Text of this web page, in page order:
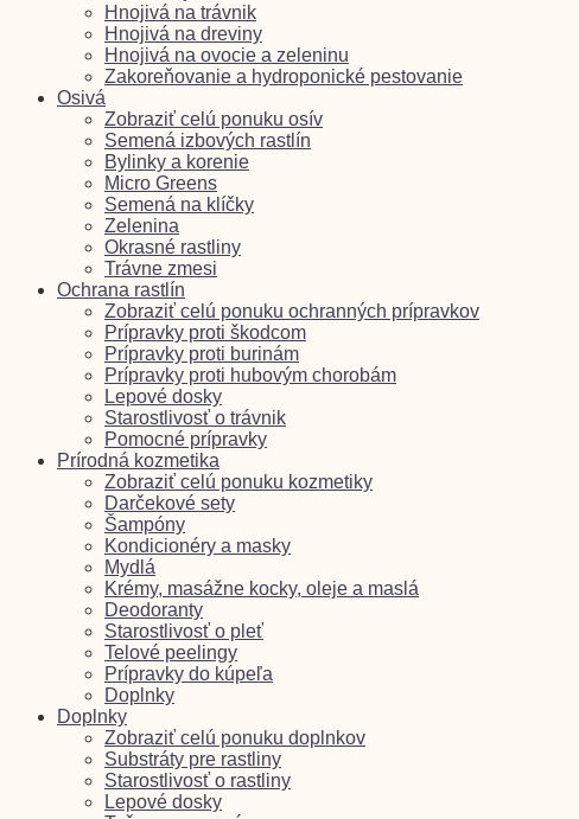
Hnojivá na trávnik
Hnojivá na dreviny
Hnojivá na ovocie a zeleninu
Zakoreňovanie a hydroponické pestovanie
Osivá
Zobraziť celú ponuku osív
Semená izbových rastlín
Bylinky a korenie
Micro Greens
Semená na klíčky
Zelenina
Okrasné rastliny
Trávne zmesi
Ochrana rastlín
Zobraziť celú ponuku ochranných prípravkov
Prípravky proti škodcom
Prípravky proti burinám
Prípravky proti hubovým chorobám
Lepové dosky
Starostlivosť o trávnik
Pomocné prípravky
Prírodná kozmetika
Zobraziť celú ponuku kozmetiky
Darčekové sety
Šampóny
Kondicionéry a masky
Mydlá
Krémy, masážne kocky, oleje a maslá
Deodoranty
Starostlivosť o pleť
Telové peelingy
Prípravky do kúpeľa
Doplnky
Doplnky
Zobraziť celú ponuku doplnkov
Substráty pre rastliny
Starostlivosť o rastliny
Lepové dosky